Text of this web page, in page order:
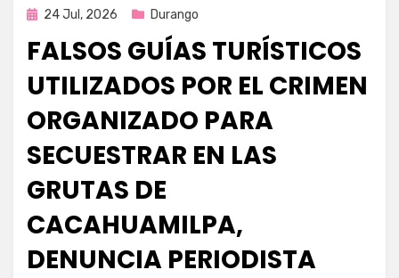
Publicada
24 Jul, 2026 Durango
FALSOS GUÍAS TURÍSTICOS
UTILIZADOS POR EL CRIMEN
ORGANIZADO PARA
SECUESTRAR EN LAS
GRUTAS DE
CACAHUAMILPA,
DENUNCIA PERIODISTA